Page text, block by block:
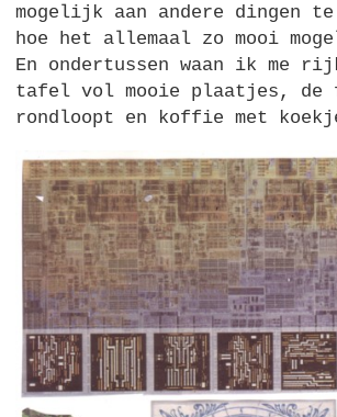
mogelijk aan andere dingen te
hoe het allemaal zo mooi
En ondertussen waan ik me
tafel vol mooie plaatjes, de
rondloopt en koffie met